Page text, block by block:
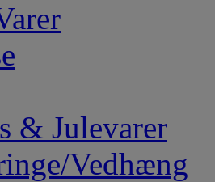
& Julevarer
Vedhæng